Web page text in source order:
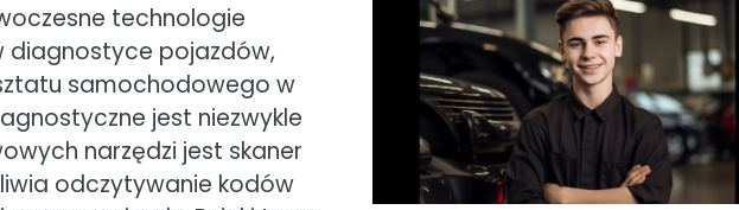
technologie
diagnostyce pojazdów,
samochodowego w
jest niezwykle
narzędzi jest skaner
odczytywanie kodów